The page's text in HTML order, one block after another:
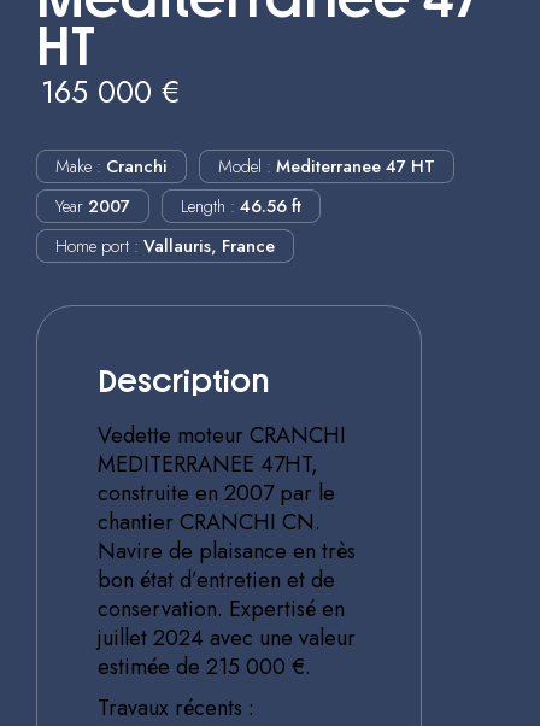
HT
165 000 €
Make : Cranchi Model :Mediterranee 47 HT
Year2007 Length :46.56 ft
Home port :Vallauris, France
Description
Vedette moteur CRANCHI
MEDITERRANEE 47HT,
construite en 2007 par le
chantier CRANCHI CN.
Navire de plaisance en très
bon état d’entretien et de
conservation. Expertisé en
juillet 2024 avec une valeur
estimée de 215 000 €.
Travaux récents :